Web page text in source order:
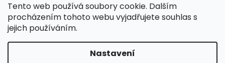
Tento web používá soubory cookie. Dalším
procházením tohoto webu vyjadřujete souhlas s
jejich používáním.
Nastavení